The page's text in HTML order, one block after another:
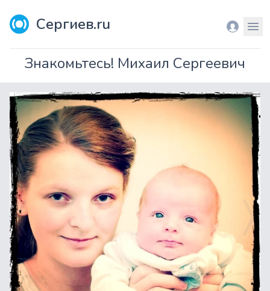
Сергиев.ru Вход
Знакомьтесь! Михаил Сергеевич